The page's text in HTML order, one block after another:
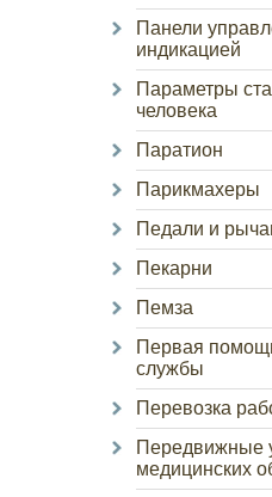
Панели
индикацией
Параметры
человека
Паратион
Парикмахеры
Педали и
Пекарни
Пемза
Первая
службы
Перевозка
Передвижные
медицинских